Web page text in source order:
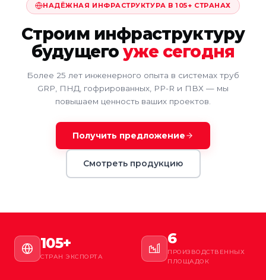
НАДЁЖНАЯ ИНФРАСТРУКТУРА В 105+ СТРАНАХ
Строим инфраструктуру
будущегоуже сегодня
Более 25 лет инженерного опыта в системах труб
GRP, ПНД, гофрированных, PP-R и ПВХ — мы
повышаем ценность ваших проектов.
Получить предложение
Смотреть продукцию
105+
СТРАН ЭКСПОРТА
6
ПРОИЗВОДСТВЕННЫХ
ПЛОЩАДОК